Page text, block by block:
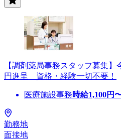
【調剤薬局事務スタッフ募集
円進呈 資格・経験一切不要！
医療施設事務時給1,100円
勤務地
面接地